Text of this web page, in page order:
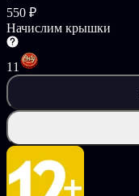
550 ₽
Начислим крышки
11